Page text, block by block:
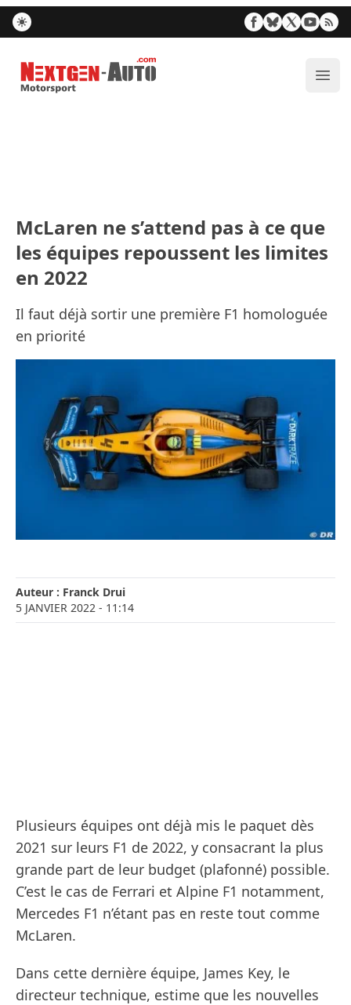
Nextgen-Auto.com
McLaren ne s’attend pas à ce que
les équipes repoussent les limites
en 2022
Il faut déjà sortir une première F1 homologuée
en priorité
Auteur : Franck Drui
5 JANVIER 2022 - 11:14
Plusieurs équipes ont déjà mis le paquet dès
2021 sur leurs F1 de 2022, y consacrant la plus
grande part de leur budget (plafonné) possible.
C’est le cas de Ferrari et Alpine F1 notamment,
Mercedes F1 n’étant pas en reste tout comme
McLaren.
Dans cette dernière équipe, James Key, le
directeur technique, estime que les nouvelles